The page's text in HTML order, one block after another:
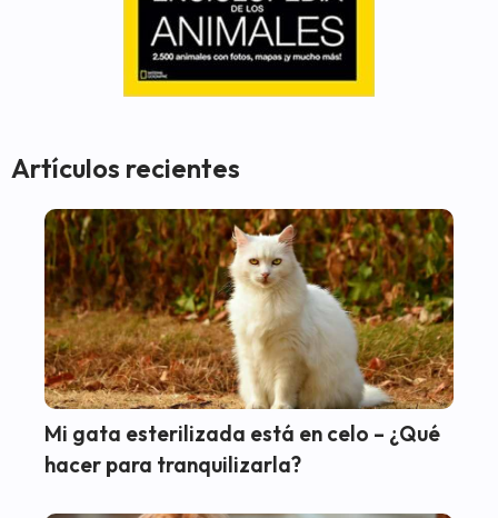
Artículos recientes
Mi gata esterilizada está en celo – ¿Qué
hacer para tranquilizarla?